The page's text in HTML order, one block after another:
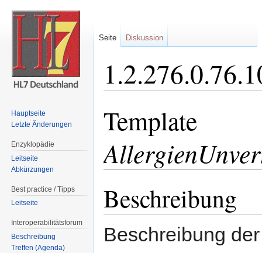
Template
Beschreibung
Beschreibung
Seite Diskussion
Hauptseite
Letzte Änderungen
Enzyklopädie
Leitseite
Abkürzungen
Best practice / Tipps
Leitseite
Interoperabilitätsforum
Beschreibung
Treffen (Agenda)